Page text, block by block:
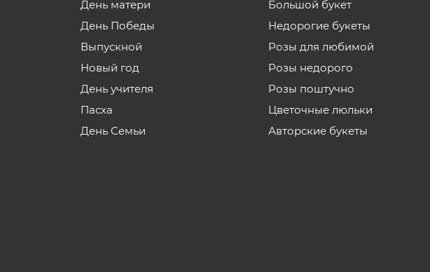
День матери
День Победы
Выпускной
Новый год
День учителя
Пасха
День Семьи
Большой букет
Недорогие букеты
Розы для любимой
Розы недорого
Розы поштучно
Цветочные люльки
Авторские букеты